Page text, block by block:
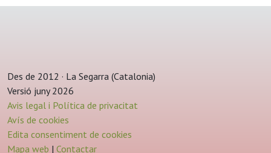
Des de 2012 · La Segarra (Catalonia)
Versió juny 2026
Avis legal i Política de privacitat
Avís de cookies
Edita consentiment de cookies
Mapa web | Contactar